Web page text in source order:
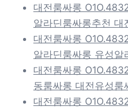
대전룸싸롱
알라딘룸싸롱추천 대
대전룸싸롱
알라딘룸싸롱 유성알
대전룸싸롱
동룸싸롱 대전유성룸
대전룸싸롱